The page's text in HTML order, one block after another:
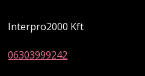
Interpro2000 Kft
06303999242